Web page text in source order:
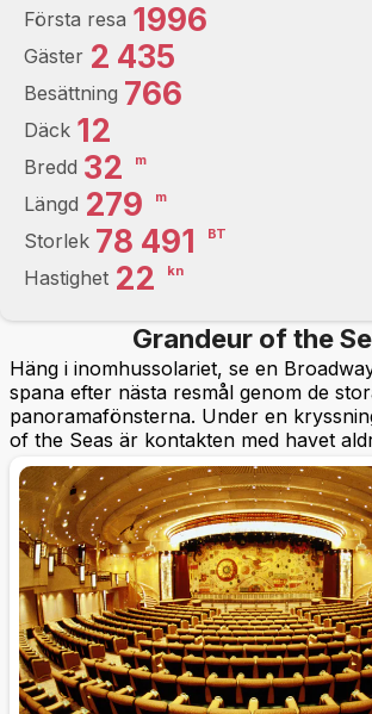
Första resa 1996
Gäster 2 435
Besättning 766
Däck 12
Bredd 32 m
Längd 279 m
Storlek 78 491 BT
Hastighet 22 kn
Grandeur of the
Häng i inomhussolariet, se en
spana efter nästa resmål genom de
panoramafönsterna. Under en
of the Seas är kontakten med havet